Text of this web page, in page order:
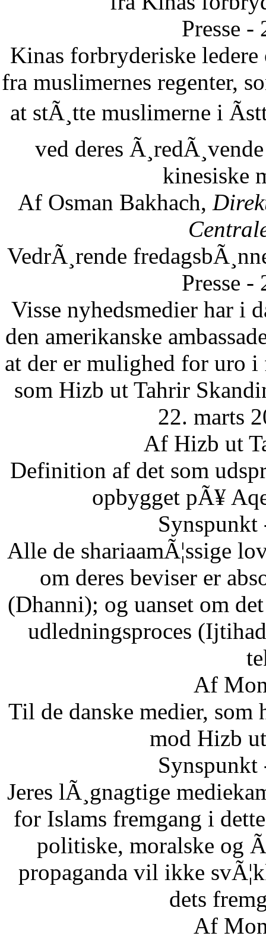
Presse -
Kinas forbryderiske ledere
fra muslimernes regenter,
at stÃ¸tte muslimerne i
ved deres
kinesiske
Af Osman Bakhach,
VedrÃ¸rende
Presse -
Visse nyhedsmedier har i
den amerikanske
at der er mulighed for uro i
som Hizb ut Tahrir
22. marts
Af Hizb ut
Definition af det som
opbygget pÃ¥
Synspunkt
Alle de shariaamÃ¦ssige
om deres beviser er
(Dhanni); og uanset om
udledningsproces
Af
Til de danske medier, som
mod Hizb
Synspunkt
Jeres lÃ¸gnagtige
for Islams fremgang i
politiske, moralske og
propaganda vil ikke
dets
Af